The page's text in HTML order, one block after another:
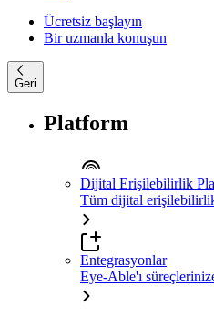
Ücretsiz başlayın
Bir uzmanla konuşun
Geri
Platform
Dijital Erişilebilirlik
Tüm dijital
Entegrasyonlar
Eye-Able'ı